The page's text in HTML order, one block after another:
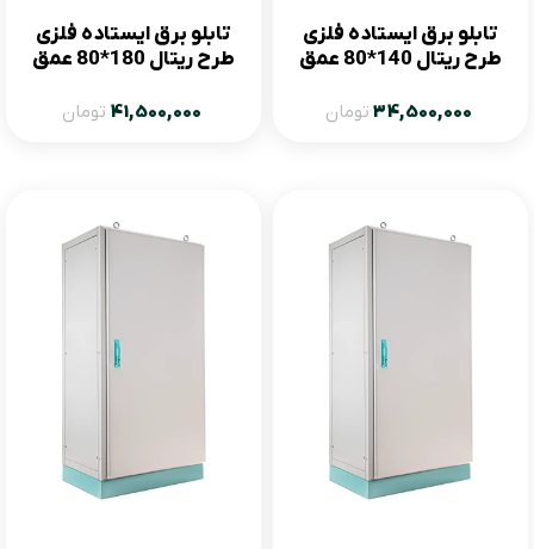
تابلو برق ایستاده فلزی
طرح ریتال 140*80 عمق
34,500,000 تومان
تابلو برق ایستاده فلزی
طرح ریتال 180*80 عمق
41,500,000 تومان